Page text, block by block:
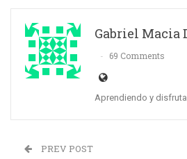
Gabriel Macia
69 Comments
Aprendiendo y
PREV POST